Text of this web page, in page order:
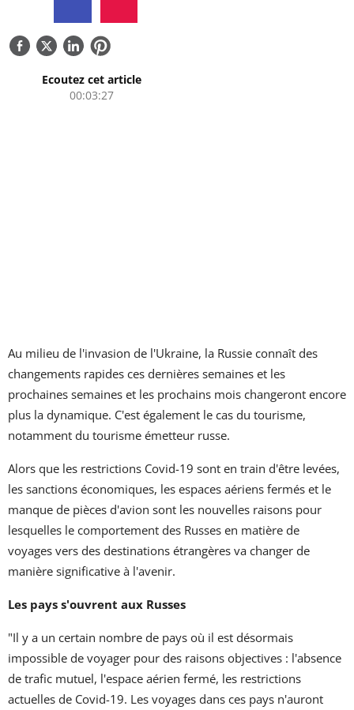
CONTACTEZ-NOUS
Ecoutez cet article
00:03:27
Au milieu de l'invasion de l'Ukraine, la Russie connaît des
changements rapides ces dernières semaines et les
prochaines semaines et les prochains mois changeront encore
plus la dynamique. C'est également le cas du tourisme,
notamment du tourisme émetteur russe.
Alors que les restrictions Covid-19 sont en train d'être levées,
les sanctions économiques, les espaces aériens fermés et le
manque de pièces d'avion sont les nouvelles raisons pour
lesquelles le comportement des Russes en matière de
voyages vers des destinations étrangères va changer de
manière significative à l'avenir.
Les pays s'ouvrent aux Russes
"Il y a un certain nombre de pays où il est désormais
impossible de voyager pour des raisons objectives : l'absence
de trafic mutuel, l'espace aérien fermé, les restrictions
actuelles de Covid-19. Les voyages dans ces pays n'auront